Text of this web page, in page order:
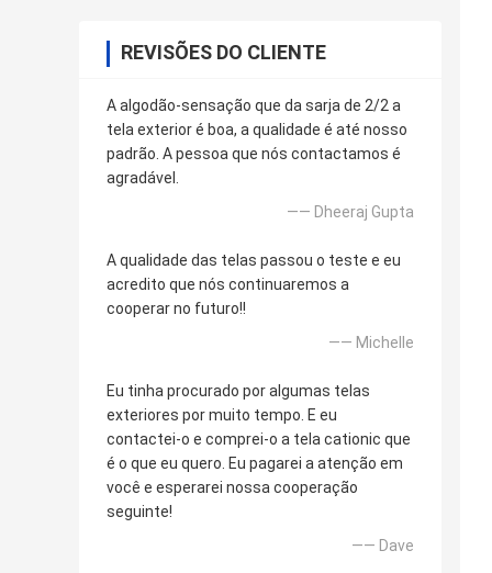
REVISÕES DO CLIENTE
A algodão-sensação que da sarja de 2/2 a
tela exterior é boa, a qualidade é até nosso
padrão. A pessoa que nós contactamos é
agradável.
—— Dheeraj Gupta
A qualidade das telas passou o teste e eu
acredito que nós continuaremos a
cooperar no futuro!!
—— Michelle
Eu tinha procurado por algumas telas
exteriores por muito tempo. E eu
contactei-o e comprei-o a tela cationic que
é o que eu quero. Eu pagarei a atenção em
você e esperarei nossa cooperação
seguinte!
—— Dave